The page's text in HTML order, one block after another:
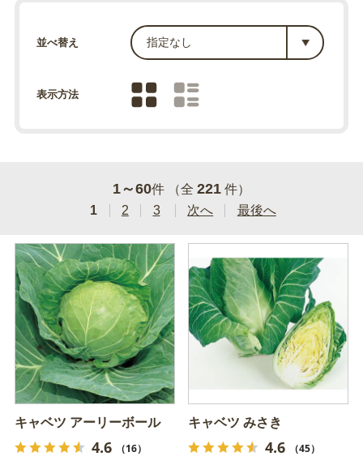
並べ替え
表示方法
1～60件 （全 221 件）
1
2 3 次へ 最後へ
キャベツ アーリーボール
4.6 （16）
キャベツ みさき
4.6 （45）